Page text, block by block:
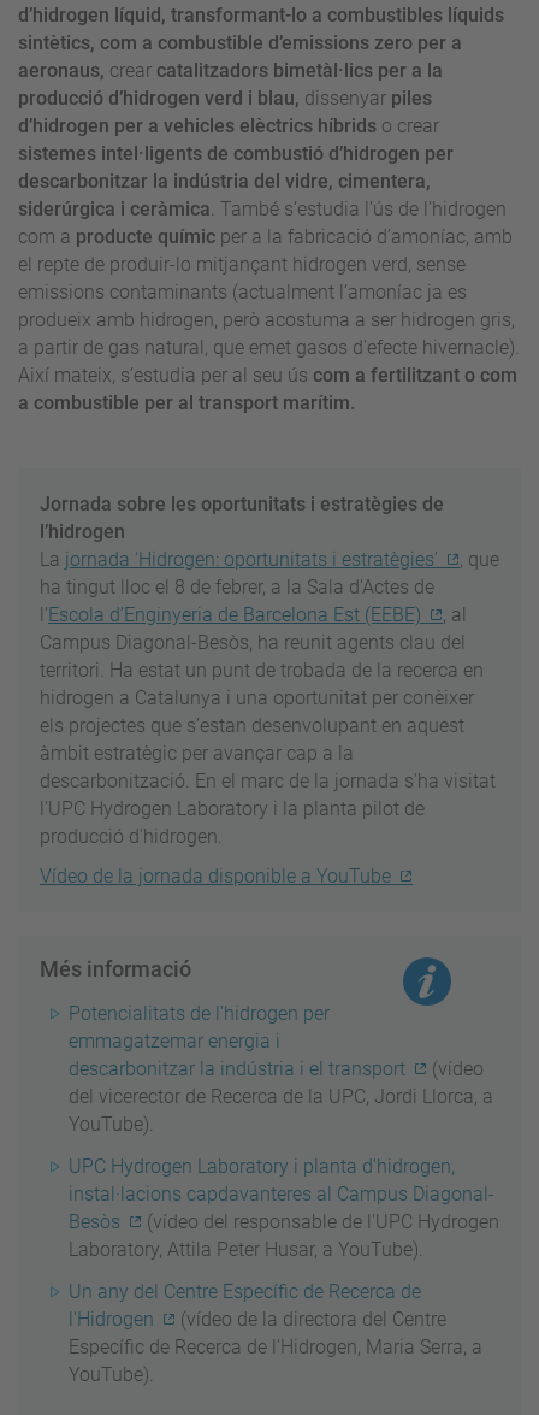
d’hidrogen líquid, transformant-lo a combustibles líquids
sintètics, com a combustible d’emissions zero per a
aeronaus, crear catalitzadors bimetàl·lics per a la
producció d’hidrogen verd i blau, dissenyar piles
d’hidrogen per a vehicles elèctrics híbrids o crear
sistemes intel·ligents de combustió d’hidrogen per
descarbonitzar la indústria del vidre, cimentera,
siderúrgica i ceràmica . També s’estudia l’ús de l’hidrogen
com a producte químic per a la fabricació d’amoníac, amb
el repte de produir-lo mitjançant hidrogen verd, sense
emissions contaminants (actualment l’amoníac ja es
produeix amb hidrogen, però acostuma a ser hidrogen gris,
a partir de gas natural, que emet gasos d'efecte hivernacle).
Així mateix, s’estudia per al seu ús com a fertilitzant o com
a combustible per al transport marítim.
Jornada sobre les oportunitats i estratègies de
l’hidrogen
La jornada ‘Hidrogen: oportunitats i estratègies’
, que
ha tingut lloc el 8 de febrer, a la Sala d’Actes de
l’Escola d’Enginyeria de Barcelona Est (EEBE)
, al
Campus Diagonal-Besòs, ha reunit agents clau del
territori. Ha estat un punt de trobada de la recerca en
hidrogen a Catalunya i una oportunitat per conèixer
els projectes que s’estan desenvolupant en aquest
àmbit estratègic per avançar cap a la
descarbonització. En el marc de la jornada s'ha visitat
l'UPC Hydrogen Laboratory i la planta pilot de
producció d'hidrogen.
Vídeo de la jornada disponible a YouTube
Més informació
Potencialitats de l'hidrogen per
emmagatzemar energia i
descarbonitzar la indústria i el transport
(vídeo
del vicerector de Recerca de la UPC, Jordi Llorca, a
YouTube).
UPC Hydrogen Laboratory i planta d'hidrogen,
instal·lacions capdavanteres al Campus Diagonal-
Besòs
(vídeo del responsable de l'UPC Hydrogen
Laboratory, Attila Peter Husar, a YouTube).
Un any del Centre Específic de Recerca de
l'Hidrogen
(vídeo de la directora del Centre
Específic de Recerca de l'Hidrogen, Maria Serra, a
YouTube).